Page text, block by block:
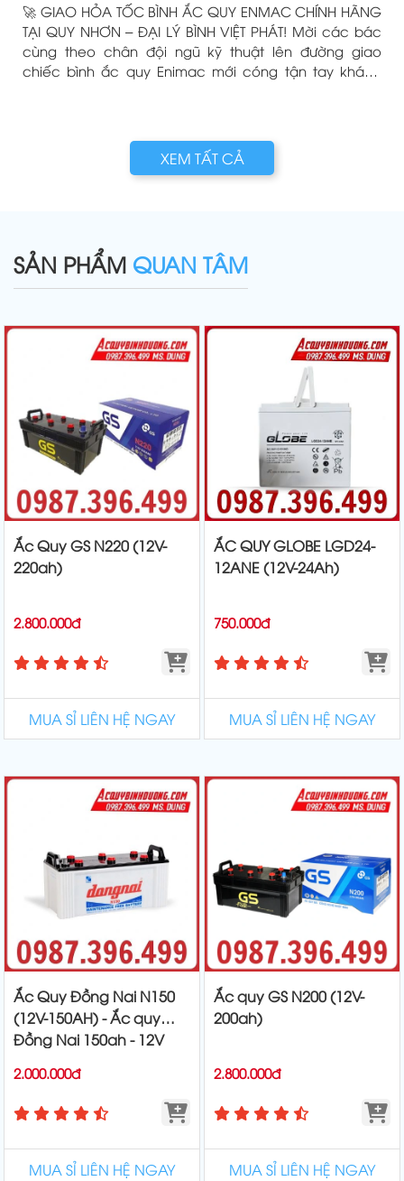
🚀 GIAO HỎA TỐC BÌNH ẮC QUY ENMAC CHÍNH HÃNG
TẠI QUY NHƠN – ĐẠI LÝ BÌNH VIỆT PHÁT! Mời các bác
cùng theo chân đội ngũ kỹ thuật lên đường giao
chiếc bình ắc quy Enimac mới cóng tận tay khách
XEM TẤT CẢ
SẢN PHẨM QUAN TÂM
Ắc Quy GS N220 (12V-
220ah)
2.800.000đ
MUA SỈ LIÊN HỆ NGAY
ẮC QUY GLOBE LGD24-
12ANE (12V-24Ah)
750.000đ
MUA SỈ LIÊN HỆ NGAY
Ắc Quy Đồng Nai N150
(12V-150AH) - Ắc quy
Đồng Nai 150ah - 12V
2.000.000đ
MUA SỈ LIÊN HỆ NGAY
Ắc quy GS N200 (12V-
200ah)
2.800.000đ
MUA SỈ LIÊN HỆ NGAY